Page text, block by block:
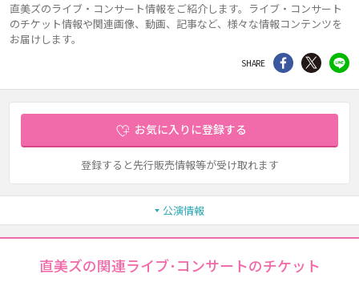
直美ズのライブ・コンサート情報をご紹介します。ライブ・コンサート
のチケット情報や関連画像、動画、記事など、様々な情報コンテンツを
お届けします。
SHARE シェア Twitter
お気に入りに登録する
登録すると先行販売情報等が受け取れます
公演情報
直美ズの関連ライブ･コンサートのチケット